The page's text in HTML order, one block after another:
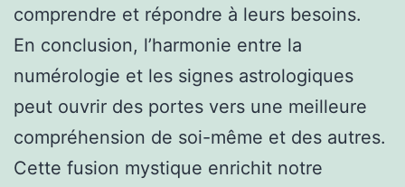
comprendre et répondre à leurs besoins.
En conclusion, l’harmonie entre la
numérologie et les signes astrologiques
peut ouvrir des portes vers une meilleure
compréhension de soi-même et des autres.
Cette fusion mystique enrichit notre